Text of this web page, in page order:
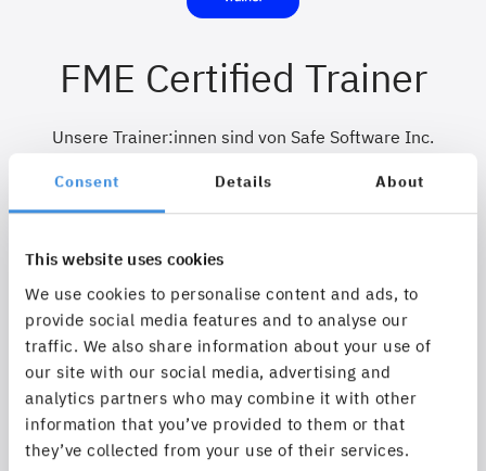
Consent Details About
This website uses cookies
We use cookies to personalise content and ads, to
provide social media features and to analyse our
traffic. We also share information about your use of
our site with our social media, advertising and
analytics partners who may combine it with other
information that you’ve provided to them or that
they’ve collected from your use of their services.
FME Certified Trainer
Unsere Trainer:innen sind von Safe Software Inc.
Termine
Datum